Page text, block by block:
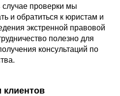
случае проверки мы
и обратиться к юристам и
экстренной правовой
полезно для
консультаций по